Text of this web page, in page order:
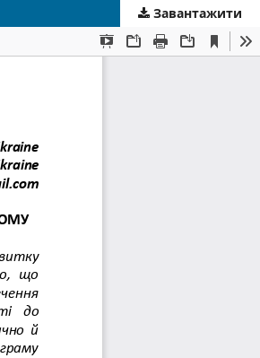
Завантажити